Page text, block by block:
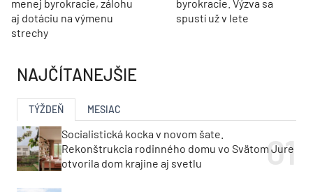
menej byrokracie, zálohu
aj dotáciu na výmenu
strechy
byrokracie. Výzva sa
spustí už v lete
NAJČÍTANEJŠIE
TÝŽDEŇ MESIAC
Socialistická kocka v novom šate.
Rekonštrukcia rodinného domu vo Svätom Jure
otvorila dom krajine aj svetlu